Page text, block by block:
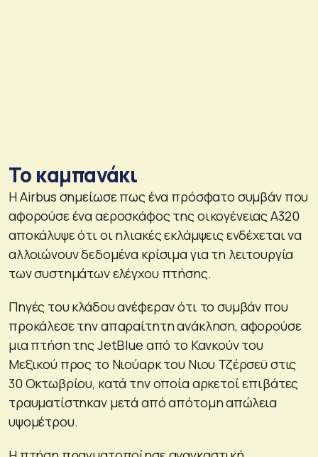
Το καμπανάκι
Η Airbus σημείωσε πως ένα πρόσφατο συμβάν που
αφορούσε ένα αεροσκάφος της οικογένειας A320
αποκάλυψε ότι οι ηλιακές εκλάμψεις ενδέχεται να
αλλοιώνουν δεδομένα κρίσιμα για τη λειτουργία
των συστημάτων ελέγχου πτήσης.
Πηγές του κλάδου ανέφεραν ότι το συμβάν που
προκάλεσε την απαραίτητη ανάκληση, αφορούσε
μια πτήση της JetBlue από το Κανκούν του
Μεξικού προς το Νιούαρκ του Νιου Τζέρσεϋ στις
30 Οκτωβρίου, κατά την οποία αρκετοί επιβάτες
τραυματίστηκαν μετά από απότομη απώλεια
υψομέτρου.